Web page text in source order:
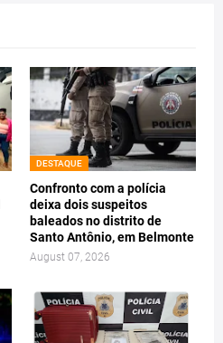
DESTAQUE
Confronto com a polícia
deixa dois suspeitos
baleados no distrito de
Santo Antônio, em Belmonte
August 07, 2026